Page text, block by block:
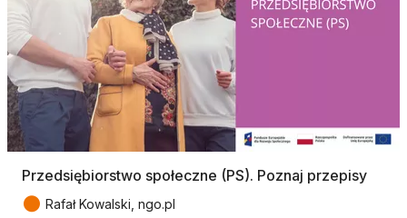
Przedsiębiorstwo społeczne (PS). Poznaj przepisy
● Rafał Kowalski, ngo.pl